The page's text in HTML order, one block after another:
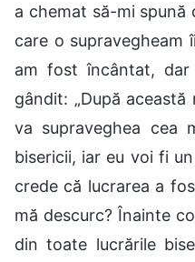
a chemat să-mi
care o supravegheam
am fost încântat,
gândit: „După
va supraveghea cea
bisericii, iar eu voi fi
crede că lucrarea a
mă descurc? Înainte
din toate lucrările